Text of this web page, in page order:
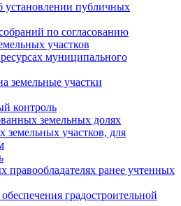
публичных
по согласованию
участков
муниципального
земельные участки
контроль
земельных долях
участков, для
ранее учтенных
градостроительной